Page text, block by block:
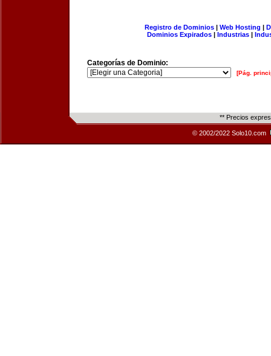
Registro de Dominios| Web Hosting |
Dominios Expirados | Industrias |
Categorías de Dominio:
[Pág.
** Precios
© 2002/2022 Solo10.com